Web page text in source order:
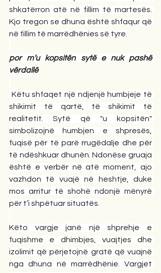
shkatërron atë në fillim të martesës.
Kjo tregon se dhuna është shfaqur që
në fillim të marrëdhënies së tyre.
por m’u kopsitën sytë e nuk pashë
vërdallë
Këtu shfaqet një ndjenjë humbjeje të
shikimit të qartë, të shikimit të
realitetit. Sytë që "u kopsitën"
simbolizojnë humbjen e shpresës,
fuqisë për të parë rrugëdalje dhe për
të ndëshkuar dhunën. Ndonëse gruaja
është e verbër në atë moment, ajo
vazhdon të vuajë në heshtje, duke
mos arritur të shohë ndonjë mënyrë
për t’i shpëtuar situatës.
Këto vargje janë një shprehje e
fuqishme e dhimbjes, vuajtjes dhe
izolimit që përjetojnë gratë që vuajnë
nga dhuna në marrëdhënie. Vargjet